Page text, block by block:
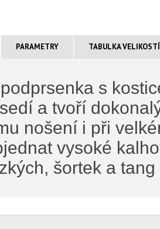
PARAMETRY TABULKA
s
a tvoří
nošení i při
vysoké
šortek a